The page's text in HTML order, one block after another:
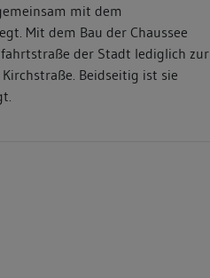
mit dem
Mit dem Bau der Chaussee
der Stadt lediglich zur
Beidseitig ist sie